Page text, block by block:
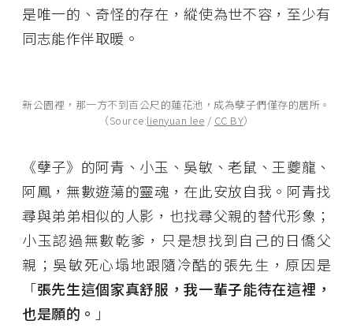
是唯一的、奇怪的存在，縱使為世不容，至少有
同志能作伴取暖。
新公園裡，那一方不到百公尺的蓮花池，成為孽子們僅存的居所。
（Source:lienyuan lee / CC BY）
《孽子》的阿青、小玉、吳敏、老鼠、王夔龍、
阿鳳，無數遊蕩的靈魂，在此安放自我。阿青找
尋與弟弟相似的人影，也找尋父親的替代形象；
小玉認過無數乾爹，只是想找到自己的日僑父
親；吳敏死心塌地跟隨冷酷的張先生，原因是
「張先生這個家真舒服，我一輩子能待在這裡，
也是願的。 」